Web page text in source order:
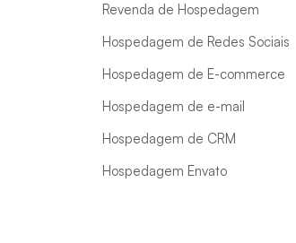
Revenda de Hospedagem
Hospedagem de Redes Sociais
Hospedagem de E-commerce
Hospedagem de e-mail
Hospedagem de CRM
Hospedagem Envato